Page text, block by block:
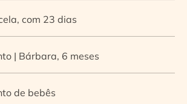
com 23 dias
| Bárbara, 6 meses
de bebês